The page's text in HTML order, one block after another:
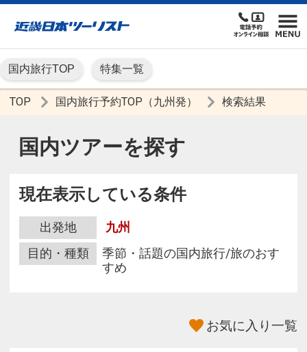
国内旅行TOP 特集一覧
TOP 国内旅行予約TOP（九州発） 検索結果
国内ツアーを探す
現在表示している条件
出発地
九州
目的・種類
季節・話題の国内旅行/旅のおす
すめ
お気に入り一覧